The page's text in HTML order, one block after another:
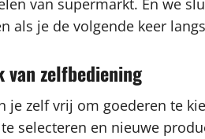
van supermarkt. En we
als je de volgende keer
van zelfbediening
je zelf vrij om goederen te
selecteren en nieuwe